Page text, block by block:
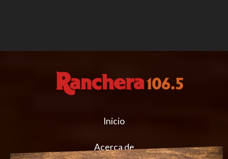
Inicio
Acerca de